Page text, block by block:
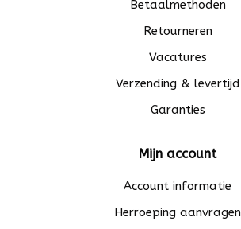
Betaalmethoden
Retourneren
Vacatures
Verzending & levertijd
Garanties
Mijn account
Account informatie
Herroeping aanvragen